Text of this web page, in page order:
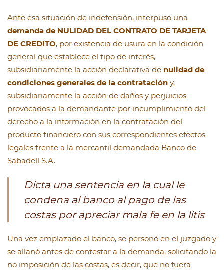
Ante esa situación de indefensión, interpuso una
demanda de NULIDAD DEL CONTRATO DE TARJETA
DE CREDITO, por existencia de usura en la condición
general que establece el tipo de interés,
subsidiariamente la acción declarativa de nulidad de
condiciones generales de la contratación y,
subsidiariamente la acción de daños y perjuicios
provocados a la demandante por incumplimiento del
derecho a la información en la contratación del
producto financiero con sus correspondientes efectos
legales frente a la mercantil demandada Banco de
Sabadell S.A.
Dicta una sentencia en la cual le
condena al banco al pago de las
costas por apreciar mala fe en la litis
Una vez emplazado el banco, se personó en el juzgado y
se allanó antes de contestar a la demanda, solicitando la
no imposición de las costas, es decir, que no fuera